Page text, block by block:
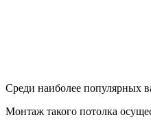
Среди наиболее популярных
Монтаж такого потолка